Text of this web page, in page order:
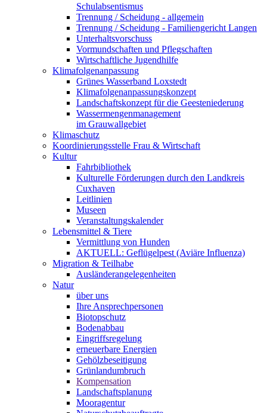
Schulabsentismus
Trennung / Scheidung - allgemein
Trennung / Scheidung - Familiengericht Langen
Unterhaltsvorschuss
Vormundschaften und Pflegschaften
Wirtschaftliche Jugendhilfe
Klimafolgenanpassung
Grünes Wasserband Loxstedt
Klimafolgenanpassungskonzept
Landschaftskonzept für die Geesteniederung
Wassermengenmanagement
im Grauwallgebiet
Klimaschutz
Koordinierungsstelle Frau & Wirtschaft
Kultur
Fahrbibliothek
Kulturelle Förderungen durch den Landkreis
Cuxhaven
Leitlinien
Museen
Veranstaltungskalender
Lebensmittel & Tiere
Vermittlung von Hunden
AKTUELL: Geflügelpest (Aviäre Influenza)
Migration & Teilhabe
Ausländerangelegenheiten
Natur
über uns
Ihre Ansprechpersonen
Biotopschutz
Bodenabbau
Eingriffsregelung
erneuerbare Energien
Gehölzbeseitigung
Grünlandumbruch
Kompensation
Landschaftsplanung
Mooragentur